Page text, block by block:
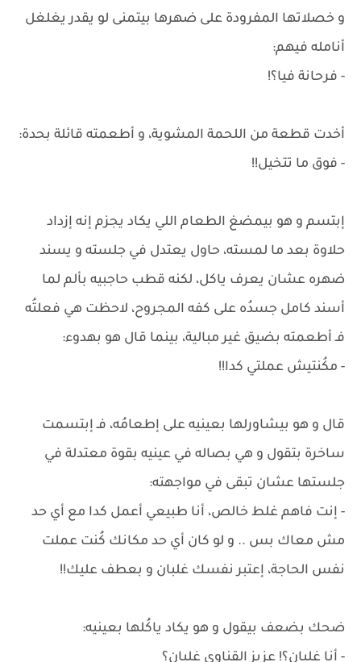
و خصلاتها المفرودة على ضهرها بيتمنى لو يقدر يغلغل
أنامله فيهم:
- فرحانة فيا؟!
أخدت قطعة من اللحمة المشوية، و أطعمته قائلة بحدة:
- فوق ما تتخيل!!
إبتسم و هو بيمضغ الطعام اللي يكاد يجزم إنه إزداد
حلاوة بعد ما لمسته، حاول يعتدل في جلسته و يسند
ضهره عشان يعرف ياكل، لكنه قطب حاجبيه بألم لما
أسند كامل جسدُه على كفه المجروح، لاحظت هي فعلتُه
فـ أطعمته بضيق غير مبالية، بينما قال هو بهدوء:
- مكُنتيش عملتي كدا!!
قال و هو بيشاورلها بعينيه على إطعامُه، فـ إبتسمت
ساخرة بتقول و هي بصاله في عينيه بقوة معتدلة في
جلستها عشان تبقى في مواجهته:
- إنت فاهم غلط خالص، أنا طبيعي أعمل كدا مع أي حد
مش معاك بس .. و لو كان أي حد مكانك كُنت عملت
نفس الحاجة، إعتبر نفسك غلبان و بعطف عليك!!
ضحك بضعف بيقول و هو يكاد ياكُلها بعينيه:
- أنا غلبان؟! عزيز القناوي غلبان؟